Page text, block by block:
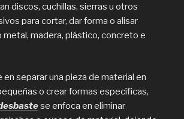
discos, cuchillas, sierras u otros
para cortar, dar forma o alisar
madera, plástico, concreto e
separar una pieza de material en
o crear formas específicas,
se enfoca en eliminar